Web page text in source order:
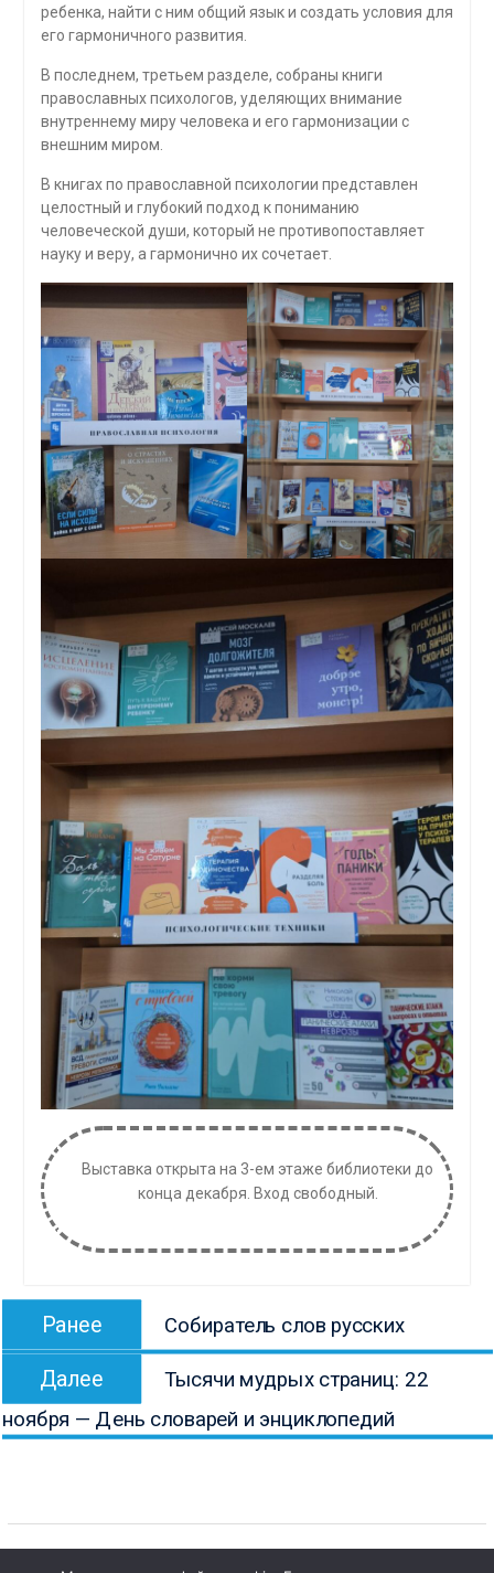
ребенка, найти с ним общий язык и создать условия для
его гармоничного развития.
В последнем, третьем разделе, собраны книги
православных психологов, уделяющих внимание
внутреннему миру человека и его гармонизации с
внешним миром.
В книгах по православной психологии представлен
целостный и глубокий подход к пониманию
человеческой души, который не противопоставляет
науку и веру, а гармонично их сочетает.
Выставка открыта на 3-ем этаже библиотеки до
конца декабря. Вход свободный.
Навигация
записям
Ранее Предыдущая
запись:
Собиратель слов русских
Далее
запись:
Тысячи мудрых страниц: 22
ноября — День словарей и энциклопедий